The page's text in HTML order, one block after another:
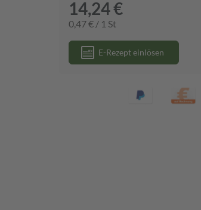
14,24 €
0,47 € / 1 St
E-Rezept einlösen